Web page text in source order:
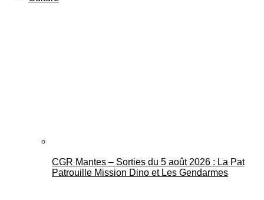
CGR Mantes – Sorties du 5 août 2026 : La Pat
Patrouille Mission Dino et Les Gendarmes